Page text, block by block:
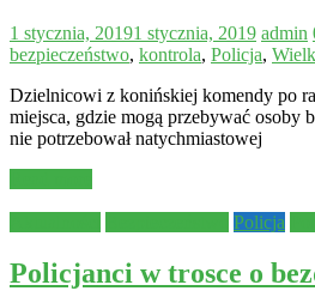
1 stycznia, 20191 stycznia, 2019 admin
bezpieczeństwo, kontrola, Policja,
Dzielnicowi z konińskiej komendy po
miejsca, gdzie mogą przebywać osoby
nie potrzebował natychmiastowej
Policja
Policjanci w trosce o